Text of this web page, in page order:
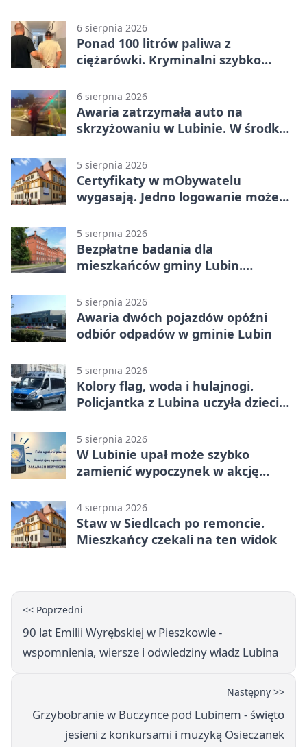
6 sierpnia 2026
Ponad 100 litrów paliwa z
ciężarówki. Kryminalni szybko
6 sierpnia 2026
Awaria zatrzymała auto na
skrzyżowaniu w Lubinie. W środku
5 sierpnia 2026
Certyfikaty w mObywatelu
wygasają. Jedno logowanie może
5 sierpnia 2026
Bezpłatne badania dla
mieszkańców gminy Lubin.
5 sierpnia 2026
Awaria dwóch pojazdów opóźni
odbiór odpadów w gminie Lubin
5 sierpnia 2026
Kolory flag, woda i hulajnogi.
Policjantka z Lubina uczyła dzieci
5 sierpnia 2026
W Lubinie upał może szybko
zamienić wypoczynek w akcję
4 sierpnia 2026
Staw w Siedlcach po remoncie.
Mieszkańcy czekali na ten widok
<< Poprzedni
90 lat Emilii Wyrębskiej w Pieszkowie -
wspomnienia, wiersze i odwiedziny władz Lubina
Następny >>
Grzybobranie w Buczynce pod Lubinem - święto
jesieni z konkursami i muzyką Osieczanek